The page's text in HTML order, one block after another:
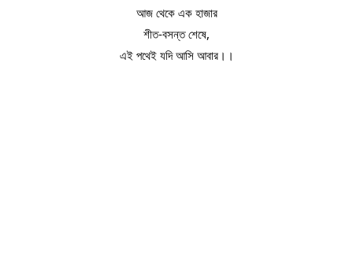
আজ থেকে এক হাজার
শীত-বসন্ত শেষে,
এই পথেই যদি আসি আবার।।